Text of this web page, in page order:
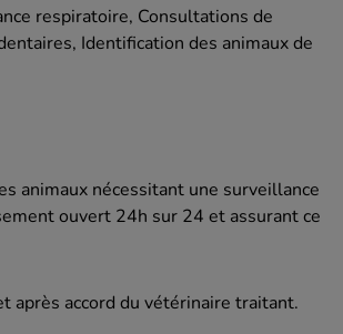
respiratoire, Consultations de
Identification des animaux de
animaux nécessitant une surveillance
ouvert 24h sur 24 et assurant ce
après accord du vétérinaire traitant.